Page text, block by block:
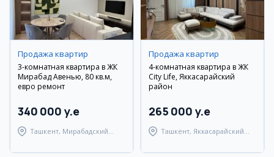
Продажа квартир
3-комнатная квартира в ЖК
Мирабад Авенью, 80 кв.м,
евро ремонт
340 000 y.e
Ташкент, Мирабадский
Продажа квартир
4-комнатная квартира в ЖК
City Life, Яккасарайский
район
265 000 y.e
Ташкент, Яккасарайский